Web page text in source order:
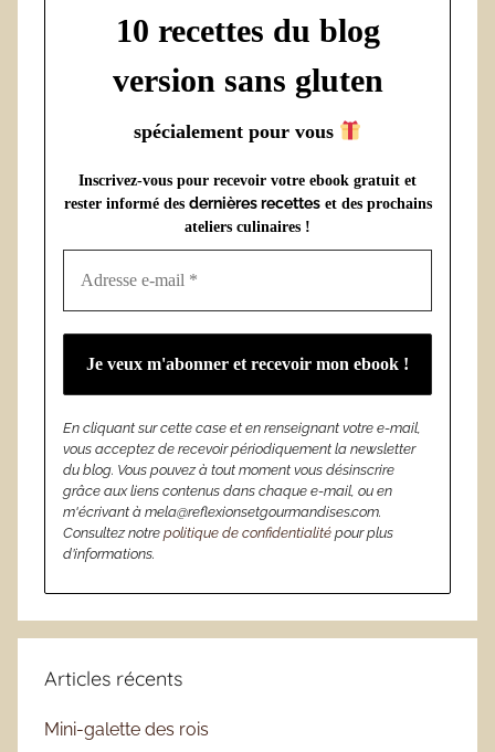
10 recettes du blog
version sans gluten
spécialement pour vous
Inscrivez-vous pour recevoir votre ebook gratuit et
rester informé des dernières recettes et des prochains
ateliers culinaires !
En cliquant sur cette case et en renseignant votre e-mail,
vous acceptez de recevoir périodiquement la newsletter
du blog. Vous pouvez à tout moment vous désinscrire
grâce aux liens contenus dans chaque e-mail, ou en
m'écrivant à mela@reflexionsetgourmandises.com.
Consultez notre politique de confidentialité pour plus
d’informations.
Articles récents
Mini-galette des rois